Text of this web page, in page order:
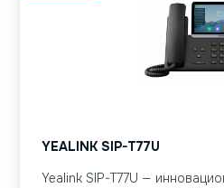
YEALINK SIP-T77U
Yealink SIP-T77U —